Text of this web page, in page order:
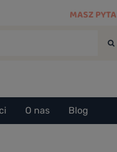
MASZ
O nas Blog